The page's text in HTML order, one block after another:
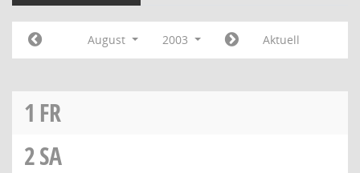
August 2003 Aktuell
1 FR
2SA